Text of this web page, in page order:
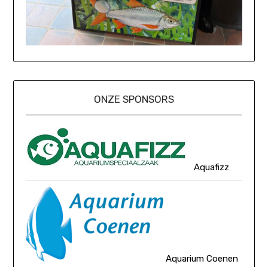
ONZE SPONSORS
Aquafizz
Aquarium Coenen